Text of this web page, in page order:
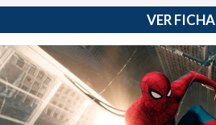
VER FICHA